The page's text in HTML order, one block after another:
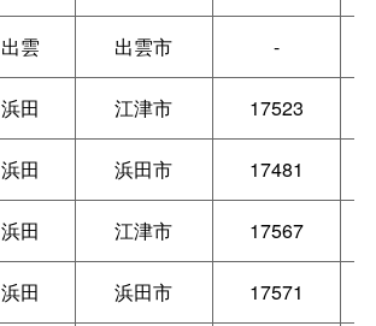
出雲 出雲市 -
浜田 江津市 17523
浜田 浜田市 17481
浜田 江津市 17567
浜田 浜田市 17571